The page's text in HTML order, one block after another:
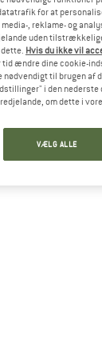
for at
, reklame- og
uden
Hvis du ikke vil
tid ændre dine cookie-
til brugen af
i den nederste
om dette i
VÆLG ALLE